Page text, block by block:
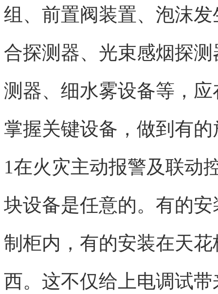
组、前置阀装置、泡沫
合探测器、光束感烟探
测器、细水雾设备等，
掌握关键设备，做到有
1在火灾主动报警及联动
块设备是任意的。有的
制柜内，有的安装在天
西。这不仅给上电调试